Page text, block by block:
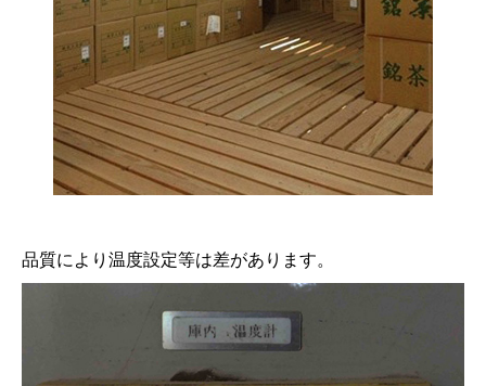
品質により温度設定等は差があります。